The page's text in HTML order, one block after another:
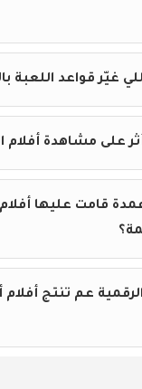
غيّر قواعد اللعبة
على مشاهدة أفلام
أهم 3 أعمدة قامت عليها أفلام
عم تنتج أفلام